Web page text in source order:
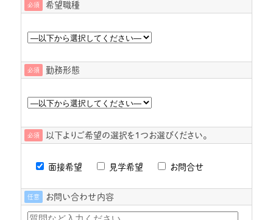
必須 希望職種
必須 勤務形態
必須 以下よりご希望の選択を１つお選びください。
面接希望 見学希望 お問合せ
任意 お問い合わせ内容